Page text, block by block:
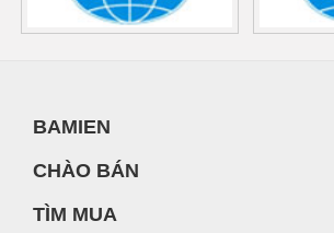
BAMIEN
CHÀO BÁN
TÌM MUA